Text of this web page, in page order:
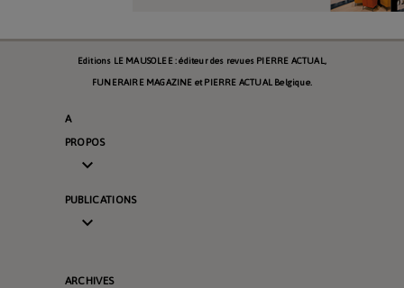
Editions LE MAUSOLEE : éditeur des revues PIERRE ACTUAL,
FUNERAIRE MAGAZINE et PIERRE ACTUAL Belgique.
A
PROPOS

PUBLICATIONS

ARCHIVES